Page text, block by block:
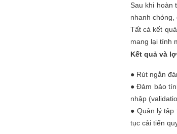
Sau khi hoàn
nhanh chóng,
Tất cả kết
mang lại tính
Kết quả và
● Rút ngắn
● Đảm bảo
nhập
● Quản lý
tục cải tiến